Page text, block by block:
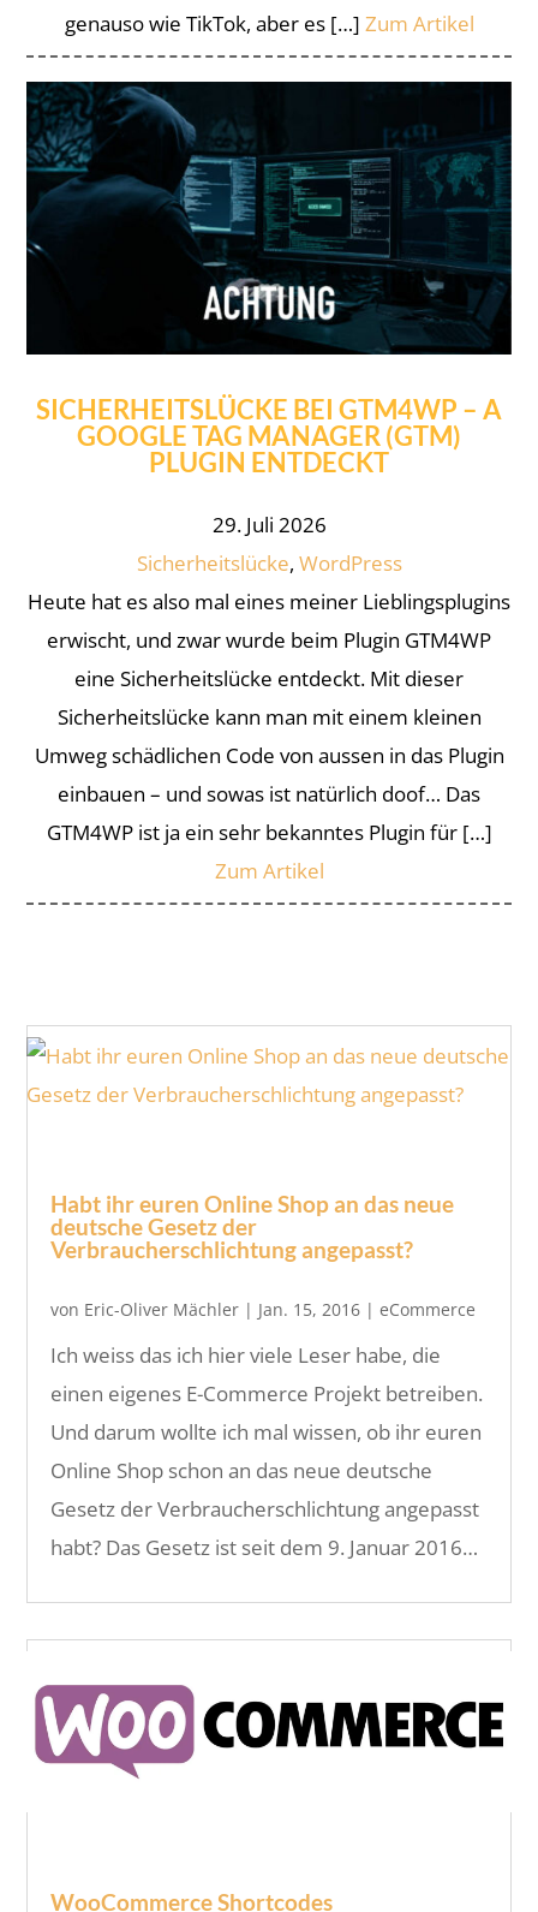
genauso wie TikTok, aber es […] Zum Artikel
SICHERHEITSLÜCKE BEI GTM4WP – A
GOOGLE TAG MANAGER (GTM)
PLUGIN ENTDECKT
29. Juli 2026
Sicherheitslücke, WordPress
Heute hat es also mal eines meiner Lieblingsplugins
erwischt, und zwar wurde beim Plugin GTM4WP
eine Sicherheitslücke entdeckt. Mit dieser
Sicherheitslücke kann man mit einem kleinen
Umweg schädlichen Code von aussen in das Plugin
einbauen – und sowas ist natürlich doof… Das
GTM4WP ist ja ein sehr bekanntes Plugin für […]
Zum Artikel
Habt ihr euren Online Shop an das neue
deutsche Gesetz der
Verbraucherschlichtung angepasst?
von Eric-Oliver Mächler | Jan. 15, 2016 |eCommerce
Ich weiss das ich hier viele Leser habe, die
einen eigenes E-Commerce Projekt betreiben.
Und darum wollte ich mal wissen, ob ihr euren
Online Shop schon an das neue deutsche
Gesetz der Verbraucherschlichtung angepasst
habt? Das Gesetz ist seit dem 9. Januar 2016…
WooCommerce Shortcodes